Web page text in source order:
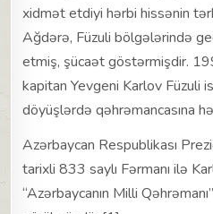
xidmət etdiyi hərbi hissənin
Ağdərə, Füzuli bölgələrində
etmiş, şücaət göstərmişdir.
kapitan Yevgeni Karlov Füzuli
döyüşlərdə qəhrəmancasına
Azərbaycan Respublikası
tarixli 833 saylı Fərmanı ilə
“Azərbaycanın Milli